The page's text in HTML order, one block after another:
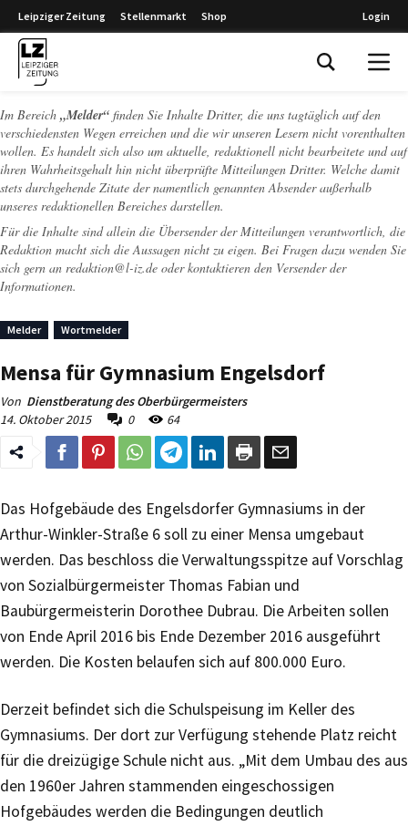
Leipziger Zeitung Stellenmarkt Shop Login
Im Bereich „Melder“ finden Sie Inhalte Dritter, die uns tagtäglich auf den
verschiedensten Wegen erreichen und die wir unseren Lesern nicht vorenthalten
wollen. Es handelt sich also um aktuelle, redaktionell nicht bearbeitete und auf
ihren Wahrheitsgehalt hin nicht überprüfte Mitteilungen Dritter. Welche damit
stets durchgehende Zitate der namentlich genannten Absender außerhalb
unseres redaktionellen Bereiches darstellen.
Für die Inhalte sind allein die Übersender der Mitteilungen verantwortlich, die
Redaktion macht sich die Aussagen nicht zu eigen. Bei Fragen dazu wenden Sie
sich gern an redaktion@l-iz.de oder kontaktieren den Versender der
Informationen.
Melder Wortmelder
Mensa für Gymnasium Engelsdorf
Von Dienstberatung des Oberbürgermeisters
14. Oktober 2015
0 64
Das Hofgebäude des Engelsdorfer Gymnasiums in der
Arthur-Winkler-Straße 6 soll zu einer Mensa umgebaut
werden. Das beschloss die Verwaltungsspitze auf Vorschlag
von Sozialbürgermeister Thomas Fabian und
Baubürgermeisterin Dorothee Dubrau. Die Arbeiten sollen
von Ende April 2016 bis Ende Dezember 2016 ausgeführt
werden. Die Kosten belaufen sich auf 800.000 Euro.
Derzeit befindet sich die Schulspeisung im Keller des
Gymnasiums. Der dort zur Verfügung stehende Platz reicht
für die dreizügige Schule nicht aus. „Mit dem Umbau des aus
den 1960er Jahren stammenden eingeschossigen
Hofgebäudes werden die Bedingungen deutlich